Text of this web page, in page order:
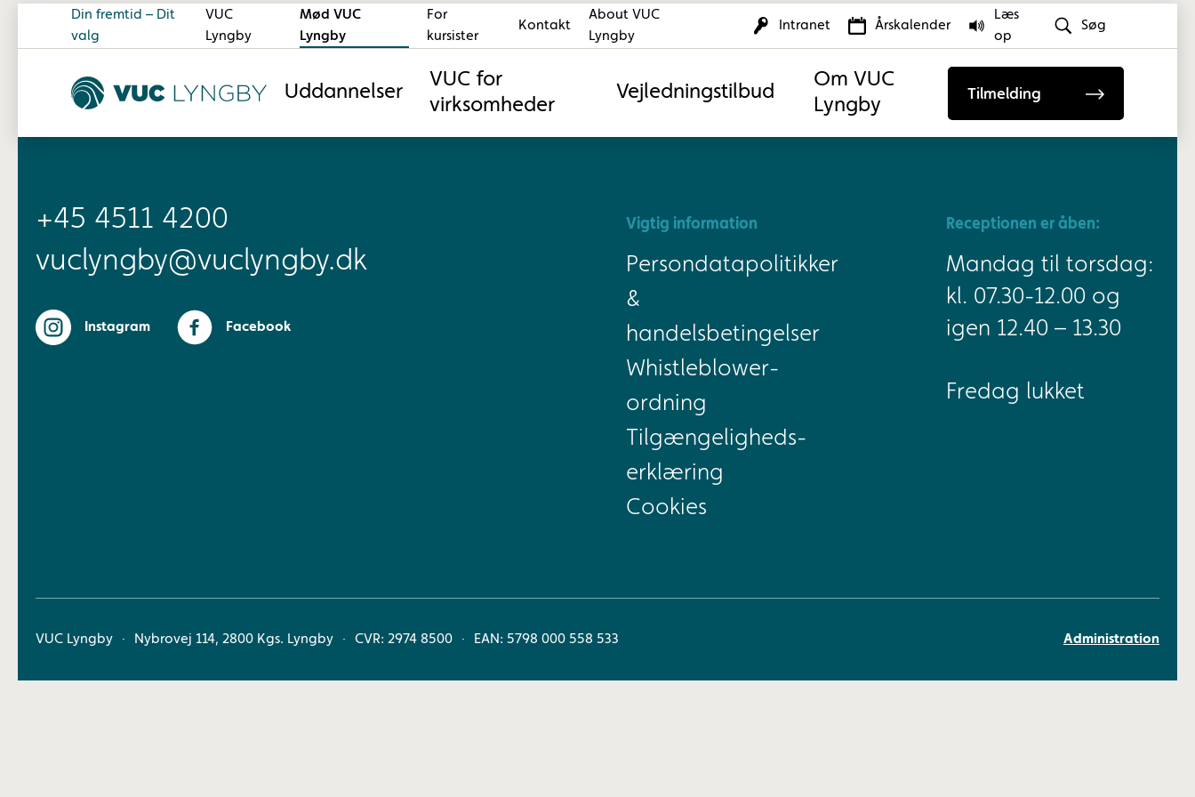
Din fremtid – Dit
valg
VUC
Lyngby
Mød VUC
Lyngby
For
kursister
Kontakt
About VUC
Lyngby
Intranet Årskalender
Læs
op
Søg
Uddannelser
VUC for
virksomheder
Vejledningstilbud
Om VUC
Lyngby
Tilmelding
+45 4511 4200
vuclyngby@vuclyngby.dk
Instagram Facebook
Vigtig information
Persondatapolitikker
&
handelsbetingelser
Whistleblower-
ordning
Tilgængeligheds-
erklæring
Cookies
Receptionen er åben:
Mandag til torsdag:
kl. 07.30-12.00 og
igen 12.40 – 13.30
Fredag lukket
VUC Lyngby Nybrovej 114, 2800 Kgs. Lyngby CVR: 2974 8500 EAN: 5798 000 558 533 Administration